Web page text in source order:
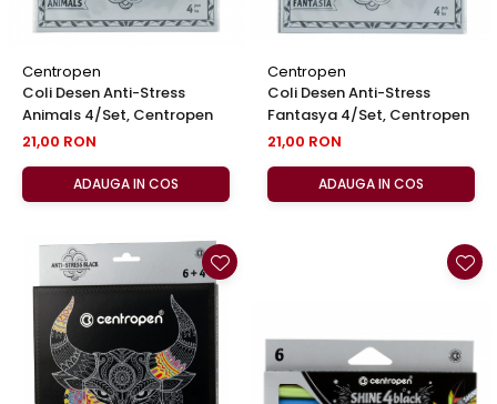
Centropen
Coli Desen Anti-Stress
Animals 4/set, Centropen
21,00 RON
ADAUGA IN COS
Centropen
Coli Desen Anti-Stress
Fantasya 4/set, Centropen
21,00 RON
ADAUGA IN COS